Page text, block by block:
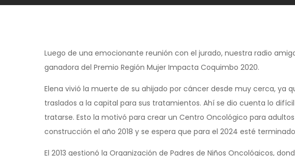
Luego de una emocionante reunión con el jurado, nuestra radio
ganadora del Premio Región Mujer Impacta Coquimbo 2020.
Elena vivió la muerte de su ahijado por cáncer desde muy cerca, ya
traslados a la capital para sus tratamientos. Ahí se dio cuenta lo
tratarse. Esto la motivó para crear un Centro Oncológico para
construcción el año 2018 y se espera que para el 2024 esté
El 2013 gestionó la Organización de Padres de Niños Oncológicos,